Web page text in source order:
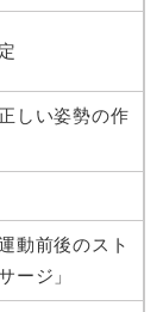
しい姿勢の作
動前後のスト
ージ」